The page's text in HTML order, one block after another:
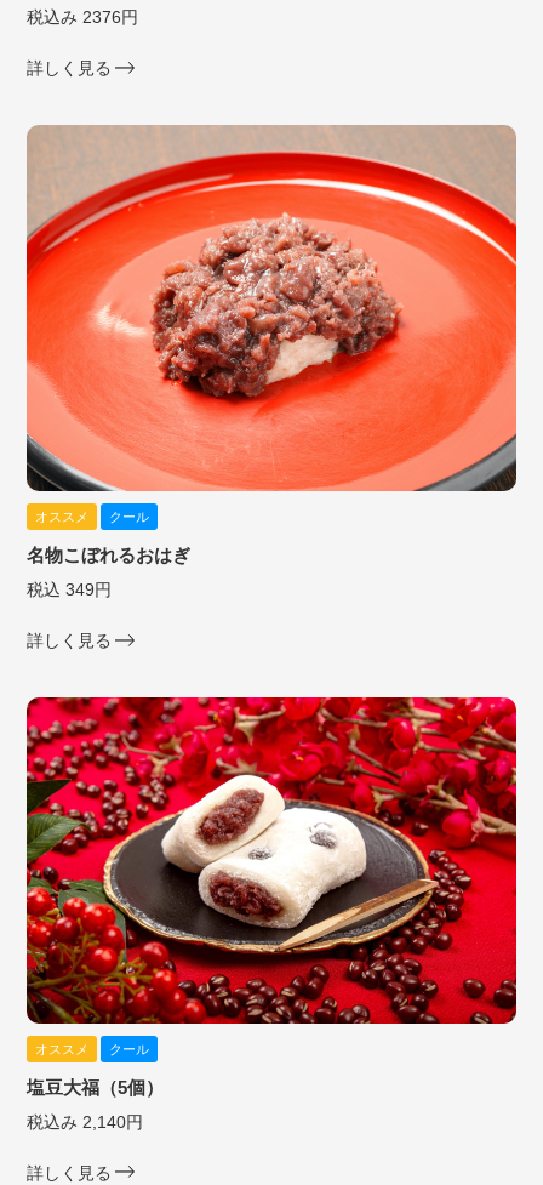
税込み 2376円
詳しく見る
オススメ クール
名物こぼれるおはぎ
税込 349円
詳しく見る
オススメ クール
塩豆大福（5個）
税込み 2,140円
詳しく見る